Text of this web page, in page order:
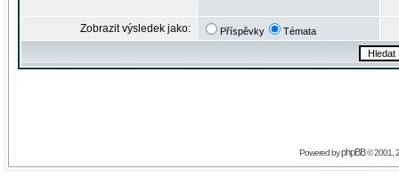
Zobrazit výsledek jako: Příspěvky Témata
Powered byphpBB© 2001,